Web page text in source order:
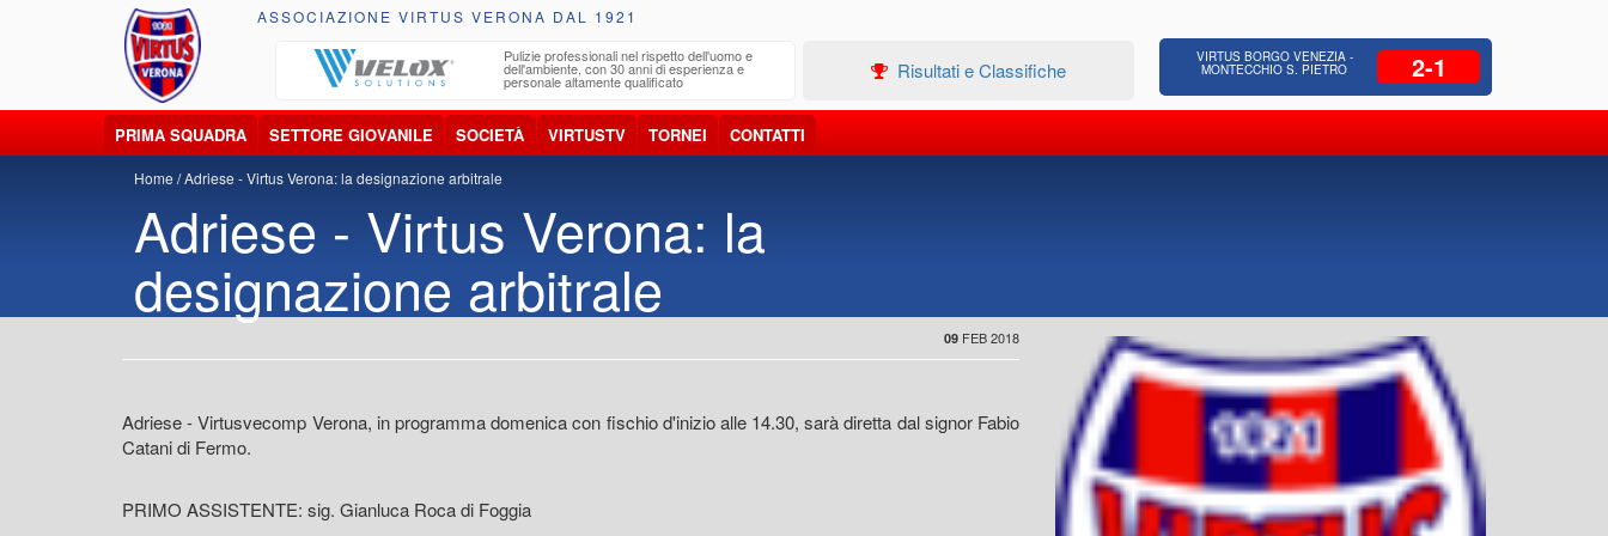
ASSOCIAZIONE VIRTUS VERONA DAL 1921
trasporto, smaltimento e recupero di Pulizie professionali nel rispetto dell'uomo e
dell'ambiente, con 30 anni di esperienza e
personale altamente qualificato
Edilizia Residenziale, Opere pubbliche,
Progettazione Strade, Opere idrauliche, Bonifica
Risultati e Classifiche
VIRTUS BORGO VENEZIA -
MONTECCHIO S. PIETRO 2-1
PRIMA SQUADRA SETTORE GIOVANILE SOCIETÀ VIRTUSTV TORNEI CONTATTI
Home Adriese - Virtus Verona: la designazione arbitrale
Adriese - Virtus Verona: la
designazione arbitrale
09 FEB 2018
Adriese - Virtusvecomp Verona, in programma domenica con fischio d'inizio alle 14.30, sarà diretta dal signor Fabio
Catani di Fermo.
PRIMO ASSISTENTE: sig. Gianluca Roca di Foggia